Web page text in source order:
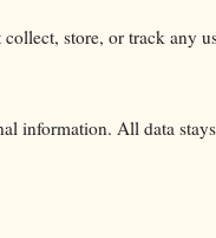
collect, store, or track any
information. All data